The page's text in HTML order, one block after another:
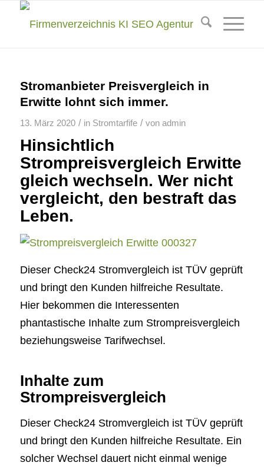
Stromanbieter Preisvergleich in
Erwitte lohnt sich immer.
13. März 2020 / in Stromtarfife / von admin
Hinsichtlich
Strompreisvergleich Erwitte
gleich wechseln. Wer nicht
vergleicht, den bestraft das
Leben.
Dieser Check24 Stromvergleich ist TÜV geprüft
und bringt den Kunden hilfreiche Resultate.
Hier bekommen die Interessenten
phantastische Inhalte zum Strompreisvergleich
beziehungsweise Tarifwechsel.
Inhalte zum
Strompreisvergleich
Dieser Check24 Stromvergleich ist TÜV geprüft
und bringt den Kunden hilfreiche Resultate. Ein
solcher Wechsel dauert nicht einmal wenige